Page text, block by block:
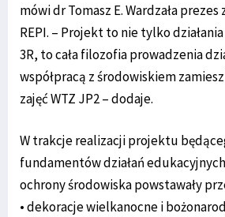
mówi dr Tomasz E. Wardzała
REPI. – Projekt to nie tylko
3R, to cała filozofia prowadzenia
współpracą z środowiskiem
zajęć WTZ JP2 – dodaje.
W trakcje realizacji projektu
fundamentów działań
ochrony środowiska powstawały
• dekoracje wielkanocne i